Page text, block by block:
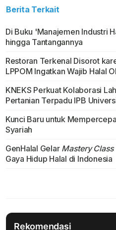
Berita Terkait
Di Buku 'Manajemen Industri
hingga Tantangannya
Restoran Terkenal Disorot
LPPOM Ingatkan Wajib Halal
KNEKS Perkuat Kolaborasi
Pertanian Terpadu IPB
Kunci Baru untuk
Syariah
GenHalal Gelar Mastery Class
Gaya Hidup Halal di Indonesia
Rekomendasi